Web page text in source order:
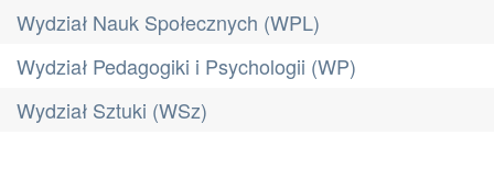
Wydział Nauk Społecznych (WPL)
Wydział Pedagogiki i Psychologii (WP)
Wydział Sztuki (WSz)